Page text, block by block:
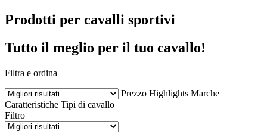
Prodotti per cavalli sportivi
Tutto il meglio per il tuo cavallo!
Filtra e ordina
Prezzo Highlights Marche
Caratteristiche Tipi di cavallo
Filtro